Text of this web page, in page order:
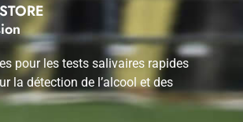
pour les tests salivaires rapides
la détection de l’alcool et des